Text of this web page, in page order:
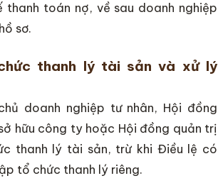
thanh toán nợ, về sau doanh nghiệp
sơ.
thanh lý tài sản và xử lý
doanh nghiệp tư nhân, Hội đồng
hữu công ty hoặc Hội đồng quản trị
thanh lý tài sản, trừ khi Điều lệ có
tổ chức thanh lý riêng.